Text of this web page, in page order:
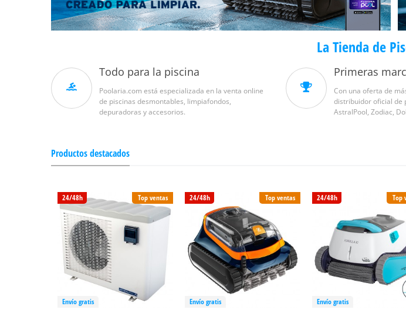
La Tienda de
Todo para la piscina
Poolaria.com está especializada en la venta online
de piscinas desmontables, limpiafondos,
depuradoras y accesorios.
Primeras
Con una oferta de
distribuidor oficial de
AstralPool, Zodiac,
Productos destacados
Top ventas
24/48h
Envío gratis
Top ventas
24/48h
Envío gratis
Top
24/48h
Envío gratis